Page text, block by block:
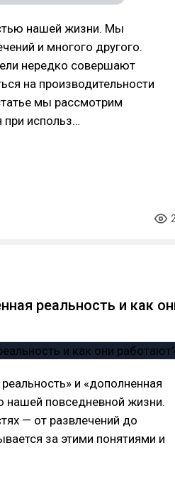
нашей жизни. Мы
и многого другого.
нередко совершают
на производительности
мы рассмотрим
использ…
реальность и как
и «дополненная
нашей повседневной жизни.
— от развлечений до
за этими понятиями и